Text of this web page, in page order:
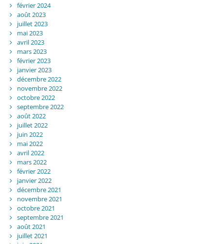
février 2024
août 2023
juillet 2023
mai 2023
avril 2023
mars 2023
février 2023
janvier 2023
décembre 2022
novembre 2022
octobre 2022
septembre 2022
août 2022
juillet 2022
juin 2022
mai 2022
avril 2022
mars 2022
février 2022
janvier 2022
décembre 2021
novembre 2021
octobre 2021
septembre 2021
août 2021
juillet 2021